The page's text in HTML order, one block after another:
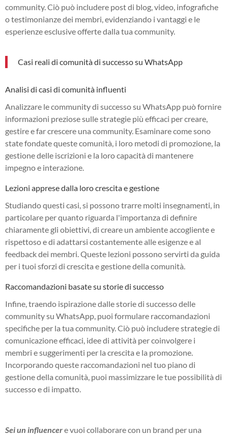
community. Ciò può includere post di blog, video, infografiche
o testimonianze dei membri, evidenziando i vantaggi e le
esperienze esclusive offerte dalla tua community.
Casi reali di comunità di successo su WhatsApp
Analisi di casi di comunità influenti
Analizzare le community di successo su WhatsApp può fornire
informazioni preziose sulle strategie più efficaci per creare,
gestire e far crescere una community. Esaminare come sono
state fondate queste comunità, i loro metodi di promozione, la
gestione delle iscrizioni e la loro capacità di mantenere
impegno e interazione.
Lezioni apprese dalla loro crescita e gestione
Studiando questi casi, si possono trarre molti insegnamenti, in
particolare per quanto riguarda l'importanza di definire
chiaramente gli obiettivi, di creare un ambiente accogliente e
rispettoso e di adattarsi costantemente alle esigenze e al
feedback dei membri. Queste lezioni possono servirti da guida
per i tuoi sforzi di crescita e gestione della comunità.
Raccomandazioni basate su storie di successo
Infine, traendo ispirazione dalle storie di successo delle
community su WhatsApp, puoi formulare raccomandazioni
specifiche per la tua community. Ciò può includere strategie di
comunicazione efficaci, idee di attività per coinvolgere i
membri e suggerimenti per la crescita e la promozione.
Incorporando queste raccomandazioni nel tuo piano di
gestione della comunità, puoi massimizzare le tue possibilità di
successo e di impatto.
Sei un influencere vuoi collaborare con un brand per una